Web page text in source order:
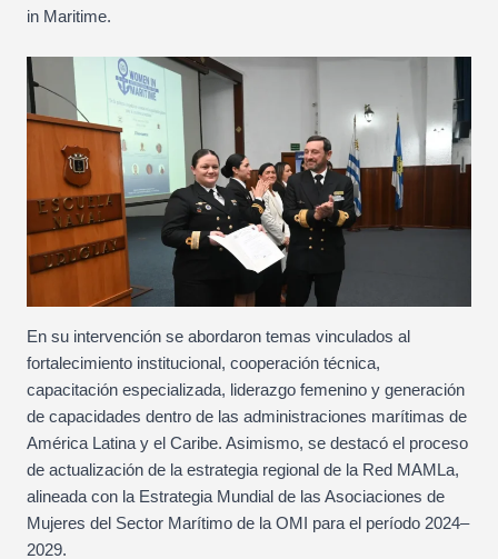
in Maritime.
En su intervención se abordaron temas vinculados al
fortalecimiento institucional, cooperación técnica,
capacitación especializada, liderazgo femenino y generación
de capacidades dentro de las administraciones marítimas de
América Latina y el Caribe. Asimismo, se destacó el proceso
de actualización de la estrategia regional de la Red MAMLa,
alineada con la Estrategia Mundial de las Asociaciones de
Mujeres del Sector Marítimo de la OMI para el período 2024–
2029.